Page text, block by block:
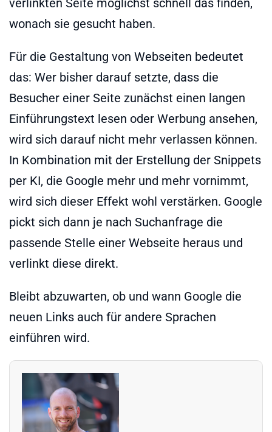
wonach sie gesucht haben.
Für die Gestaltung von Webseiten bedeutet
das: Wer bisher darauf setzte, dass die
Besucher einer Seite zunächst einen langen
Einführungstext lesen oder Werbung ansehen,
wird sich darauf nicht mehr verlassen können.
In Kombination mit der Erstellung der Snippets
per KI, die Google mehr und mehr vornimmt,
wird sich dieser Effekt wohl verstärken. Google
pickt sich dann je nach Suchanfrage die
passende Stelle einer Webseite heraus und
verlinkt diese direkt.
Bleibt abzuwarten, ob und wann Google die
neuen Links auch für andere Sprachen
einführen wird.